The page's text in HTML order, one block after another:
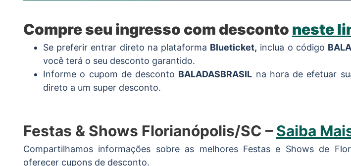
Compre seu ingresso com desconto neste
Se preferir entrar direto na plataforma Blueticket, inclua o código
você terá o seu desconto garantido.
Informe o cupom de desconto BALADASBRASIL na hora de efetuar
direto a um super desconto.
Festas & Shows Florianópolis/SC – Saiba
Compartilhamos informações sobre as melhores Festas e Shows de
oferecer cupons de desconto.